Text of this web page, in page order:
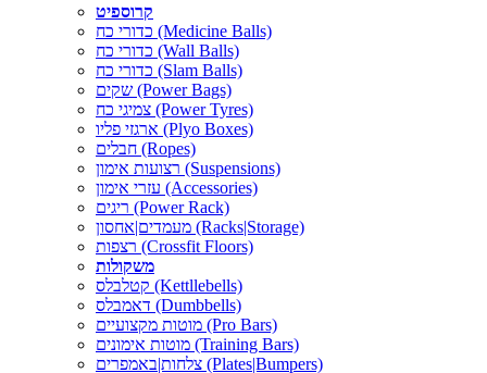
קרוספיט
כדורי כח (Medicine Balls)
כדורי כח (Wall Balls)
כדורי כח (Slam Balls)
שקים (Power Bags)
צמיגי כח (Power Tyres)
ארגזי פליו (Plyo Boxes)
חבלים (Ropes)
רצועות אימון (Suspensions)
עזרי אימון (Accessories)
ריגים (Power Rack)
מעמדים|אחסון (Racks|Storage)
רצפות (Crossfit Floors)
משקולות
קטלבלס (Kettllebells)
דאמבלס (Dumbbells)
מוטות מקצועיים (Pro Bars)
מוטות אימונים (Training Bars)
צלחות|באמפרים (Plates|Bumpers)